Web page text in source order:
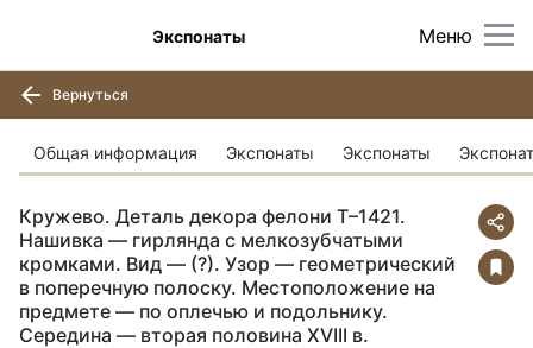
Меню
Экспонаты
Вернуться
Общая информация Экспонаты Экспонаты
Кружево. Деталь декора фелони Т–1421.
Нашивка — гирлянда с мелкозубчатыми
кромками. Вид — (?). Узор — геометрический
в поперечную полоску. Местоположение на
предмете — по оплечью и подольнику.
Середина — вторая половина XVIII в.